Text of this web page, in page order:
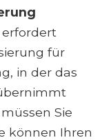
für
in der das
Sie
können Ihren